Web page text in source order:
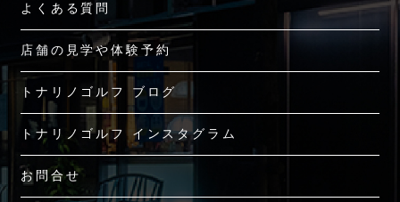
よくある質問
店舗の見学や体験予約
トナリノゴルフ ブログ
トナリノゴルフ インスタグラム
お問合せ